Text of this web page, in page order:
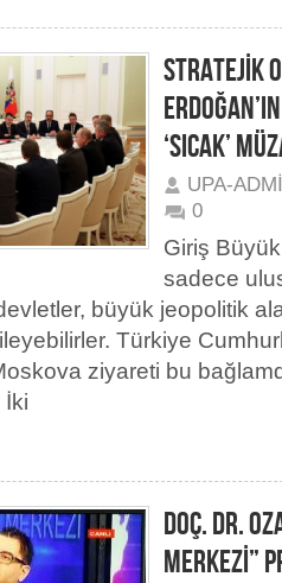
STRATEJİK
‘SICAK’
UPA-
0
Giriş
sadece
büyük jeopolitik
Türkiye
ziyareti bu
İki
DOÇ. DR.
MERKEZİ”